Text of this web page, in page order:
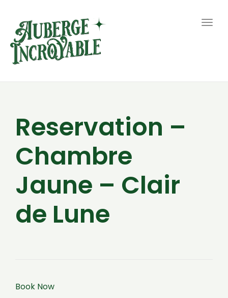
Reservation –
Chambre
Jaune – Clair
de Lune
Book Now